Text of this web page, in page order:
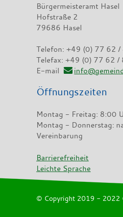
Bürgermeisteramt Hasel
Hofstraße 2
79686 Hasel
Telefon: +49 (0) 77 62
Telefax: +49 (0) 77 62
E-mail
Öffnungszeiten
Montag - Freitag: 8:00
Montag - Donnerstag:
Vereinbarung
Barrierefreiheit
Leichte Sprache
© Copyright 2019 - 2022